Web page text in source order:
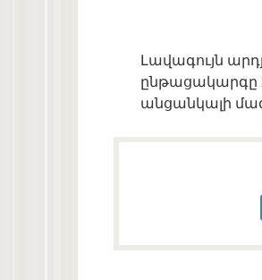
Լավագույն
ընթացակարգը
անցանկալի